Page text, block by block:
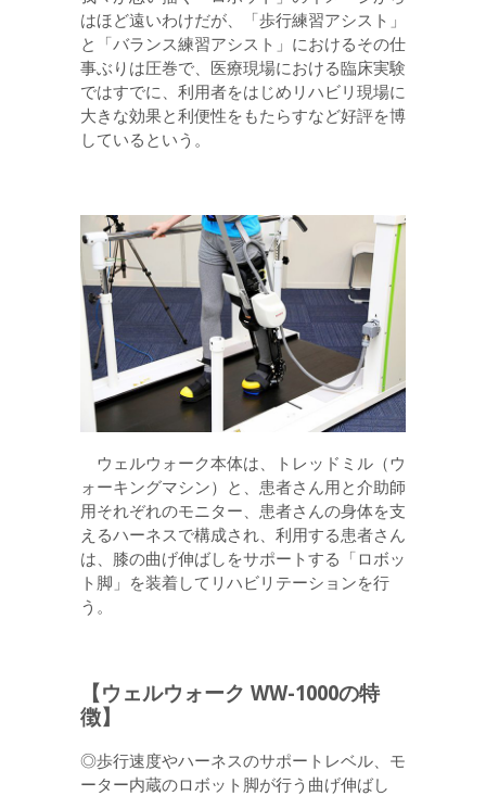
はほど遠いわけだが、「歩行練習アシスト」
と「バランス練習アシスト」におけるその仕
事ぶりは圧巻で、医療現場における臨床実験
ではすでに、利用者をはじめリハビリ現場に
大きな効果と利便性をもたらすなど好評を博
しているという。
ウェルウォーク本体は、トレッドミル（ウ
ォーキングマシン）と、患者さん用と介助師
用それぞれのモニター、患者さんの身体を支
えるハーネスで構成され、利用する患者さん
は、膝の曲げ伸ばしをサポートする「ロボッ
ト脚」を装着してリハビリテーションを行
う。
【ウェルウォーク WW-1000の特
徴】
◎歩行速度やハーネスのサポートレベル、モ
ーター内蔵のロボット脚が行う曲げ伸ばし